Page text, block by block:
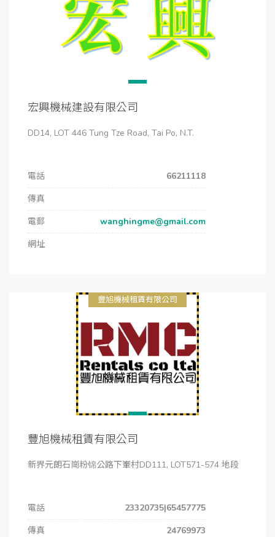
宏興機械建設有限公司
DD14, LOT 446 Tung Tze Road, Tai Po, N.T.
電話
66211118
傳真
電郵
wanghingme@gmail.com
網址
豐旭機械租賃有限公司
豐旭機械租賃有限公司
新界元朗石崗粉锦公路下輋村DD111, LOT571-574 地段
電話
23320735|65457775
傳真
24769973